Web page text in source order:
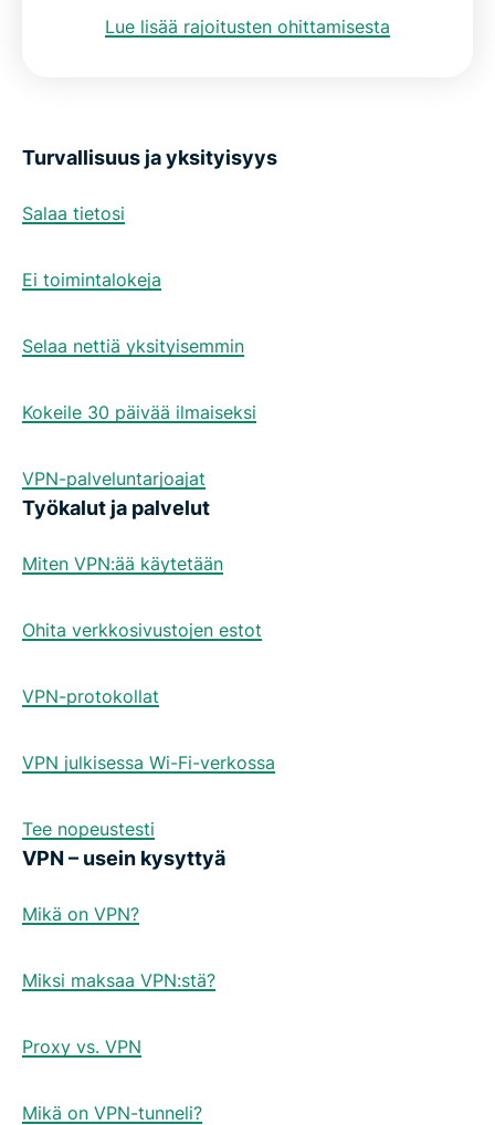
Lue lisää rajoitusten ohittamisesta
Turvallisuus ja yksityisyys
Salaa tietosi
Ei toimintalokeja
Selaa nettiä yksityisemmin
Kokeile 30 päivää ilmaiseksi
VPN-palveluntarjoajat
Työkalut ja palvelut
Miten VPN:ää käytetään
Ohita verkkosivustojen estot
VPN-protokollat
VPN julkisessa Wi-Fi-verkossa
Tee nopeustesti
VPN – usein kysyttyä
Mikä on VPN?
Miksi maksaa VPN:stä?
Proxy vs. VPN
Mikä on VPN-tunneli?